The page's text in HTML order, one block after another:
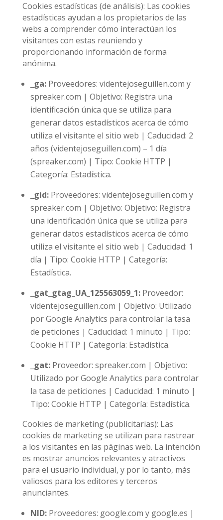
Cookies estadísticas (de análisis): Las cookies
estadísticas ayudan a los propietarios de las
webs a comprender cómo interactúan los
visitantes con estas reuniendo y
proporcionando información de forma
anónima.
_ga:Proveedores: videntejoseguillen.com y
spreaker.com | Objetivo: Registra una
identificación única que se utiliza para
generar datos estadísticos acerca de cómo
utiliza el visitante el sitio web | Caducidad: 2
años (videntejoseguillen.com) – 1 día
(spreaker.com) | Tipo: Cookie HTTP |
Categoría: Estadística.
_gid:Proveedores: videntejoseguillen.com y
spreaker.com | Objetivo: Objetivo: Registra
una identificación única que se utiliza para
generar datos estadísticos acerca de cómo
utiliza el visitante el sitio web | Caducidad: 1
día | Tipo: Cookie HTTP | Categoría:
Estadística.
_gat_gtag_UA_125563059_1:Proveedor:
videntejoseguillen.com | Objetivo: Utilizado
por Google Analytics para controlar la tasa
de peticiones | Caducidad: 1 minuto | Tipo:
Cookie HTTP | Categoría: Estadística.
_gat:Proveedor: spreaker.com | Objetivo:
Utilizado por Google Analytics para controlar
la tasa de peticiones | Caducidad: 1 minuto |
Tipo: Cookie HTTP | Categoría: Estadística.
Cookies de marketing (publicitarias): Las
cookies de marketing se utilizan para rastrear
a los visitantes en las páginas web. La intención
es mostrar anuncios relevantes y atractivos
para el usuario individual, y por lo tanto, más
valiosos para los editores y terceros
anunciantes.
NID:Proveedores: google.com y google.es |